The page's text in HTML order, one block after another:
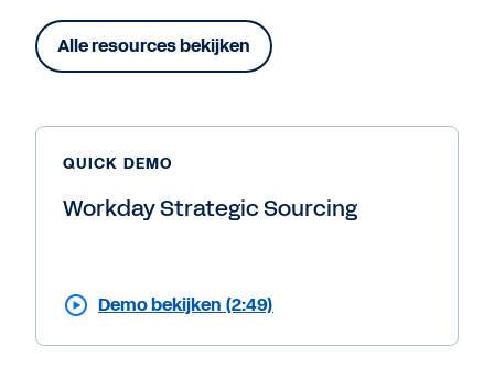
Alle resources bekijken
QUICK DEMO
Workday Strategic Sourcing
Demo bekijken (2:49)